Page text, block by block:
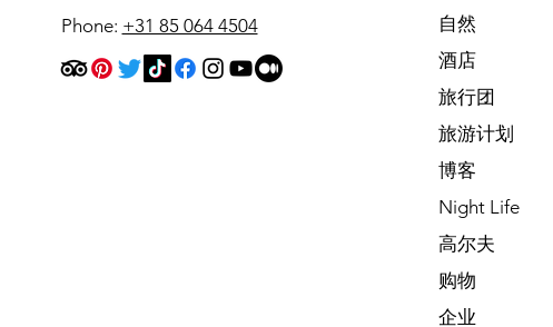
Phone: +31 85 064 4504
自然
酒店
旅行团
旅游计划
博客
Night Life
高尔夫
购物
企业